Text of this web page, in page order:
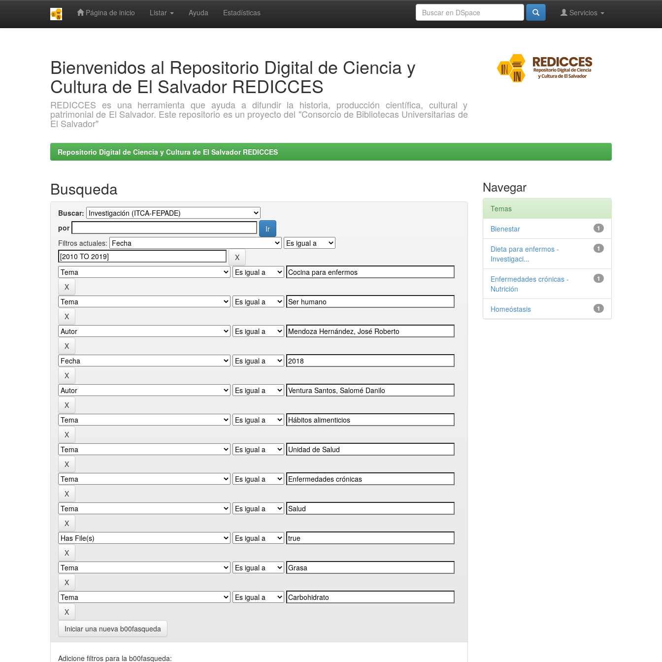
Página de inicio Listar Ayuda Estadísticas Servicios
Bienvenidos al Repositorio Digital de Ciencia y
Cultura de El Salvador REDICCES
REDICCES es una herramienta que ayuda a difundir la historia, producción científica, cultural y
patrimonial de El Salvador. Este repositorio es un proyecto del "Consorcio de Bibliotecas Universitarias de
El Salvador"
Repositorio Digital de Ciencia y Cultura de El Salvador REDICCES
Busqueda
Buscar:
por
Filtros actuales:
Iniciar una nueva b00fasqueda
Adicione filtros para la b00fasqueda:
Navegar
Temas
1
Bienestar
1
Dieta para enfermos -
Investigaci...
1
Enfermedades crónicas -
Nutrición
1
Homeóstasis